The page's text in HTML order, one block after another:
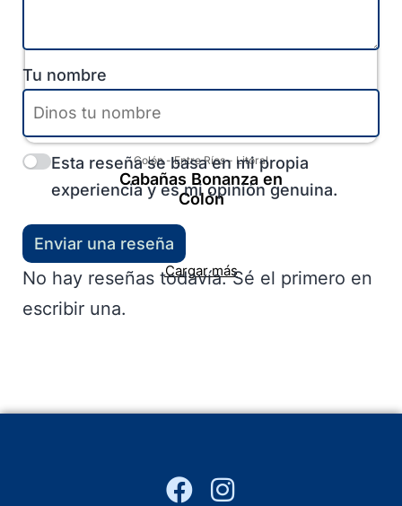
Colón-Entre Ríos- Litoral
Cabañas Bonanza en
Colón
Cargar más
Tu nombre
Esta reseña se basa en mi propia
experiencia y es mi opinión genuina.
Enviar una reseña
No hay reseñas todavía. Sé el primero en
escribir una.